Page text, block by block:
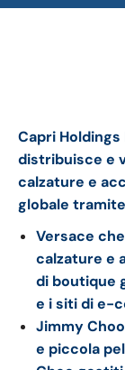
Capri
distribuisce e
calzature e
globale
Versace
calzature e
di boutique
e i siti di e-
Jimmy
e piccola